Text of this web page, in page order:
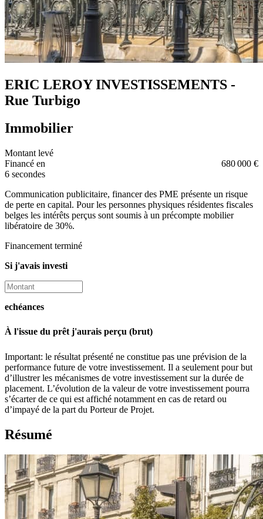
ERIC LEROY INVESTISSEMENTS -
Rue Turbigo
Immobilier
Montant levé
680 000 €
Financé en
6 secondes
Communication publicitaire, financer des PME présente un risque
de perte en capital. Pour les personnes physiques résidentes fiscales
belges les intérêts perçus sont soumis à un précompte mobilier
libératoire de 30%.
Financement terminé
Si j'avais investi
echéances
À l'issue du prêt j'aurais perçu (brut)
Important: le résultat présenté ne constitue pas une prévision de la
performance future de votre investissement. Il a seulement pour but
d’illustrer les mécanismes de votre investissement sur la durée de
placement. L’évolution de la valeur de votre investissement pourra
s’écarter de ce qui est affiché notamment en cas de retard ou
d’impayé de la part du Porteur de Projet.
Résumé